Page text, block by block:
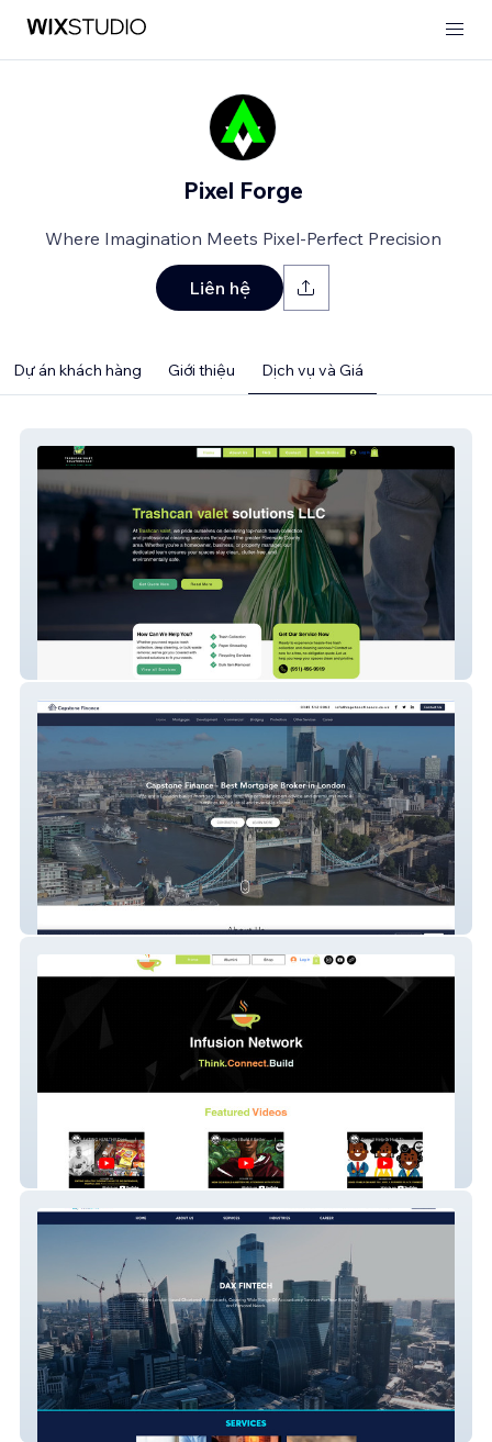
Pixel Forge
Where Imagination Meets Pixel-Perfect Precision
Liên hệ
Dự án khách hàng Giới thiệu Dịch vụ và Giá
Trashcan Valet
Goinfusionnetwork